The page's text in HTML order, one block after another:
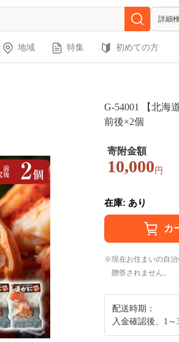
詳細
地域 特集 初めての方
G-54001 【北海
前後×2個
寄附金額
10,000 円
在庫: あり
現在お住まいの自
贈答されません。
配送時期：
入金確認後、1～